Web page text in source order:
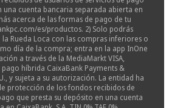
una cuenta bancaria separada abierta en
acerca de las formas de pago de tu
es/productos. 2) Solo podrás
Rueda Loca con las compras inferiores o
día de la compra; entra en la app InOne
a través de la MediaMarkt VISA,
híbrida CaixaBank Payments &
y sujeta a su autorización. La entidad ha
protección de los fondos recibidos de
que presta su depósito en una cuenta